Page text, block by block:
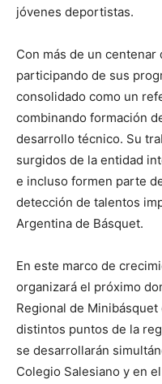
jóvenes deportistas.
Con más de un
participando de sus
consolidado como un
combinando formación
desarrollo técnico. Su
surgidos de la entidad
e incluso formen parte
detección de talentos
Argentina de Básquet.
En este marco de
organizará el próximo
Regional de
distintos puntos de la
se desarrollarán
Colegio Salesiano y en